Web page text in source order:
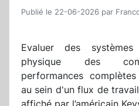
Publié le 22-06-2026 par
Evaluer des
physique des
performances
au sein d'un flux de